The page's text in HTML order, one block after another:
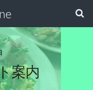
案内